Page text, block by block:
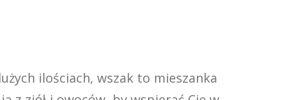
ilościach, wszak to mieszanka